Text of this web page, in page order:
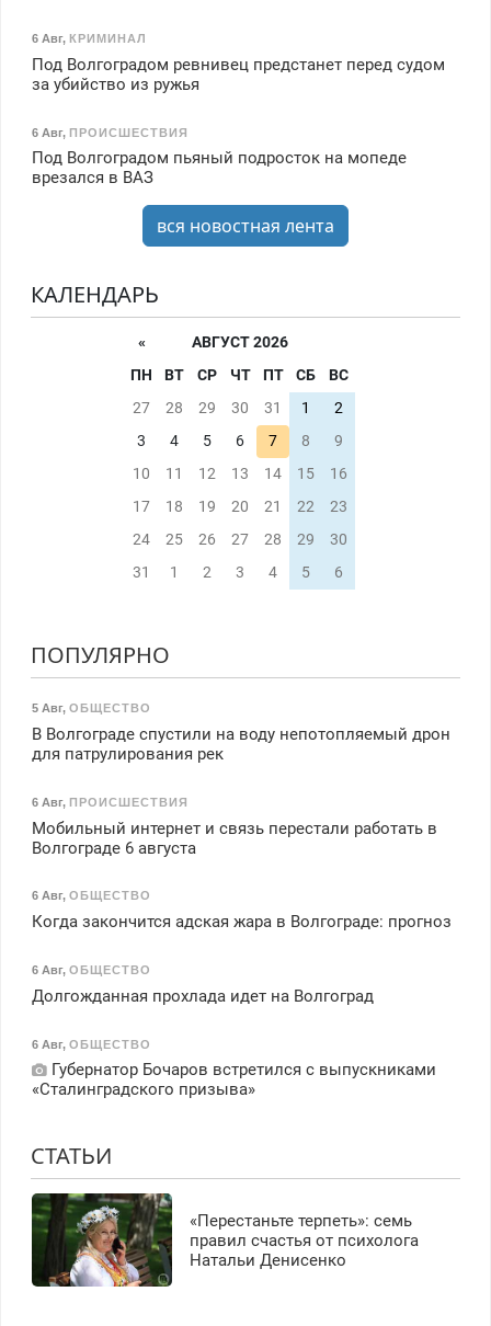
6 Авг, КРИМИНАЛ
Под Волгоградом ревнивец предстанет перед судом
за убийство из ружья
6 Авг, ПРОИСШЕСТВИЯ
Под Волгоградом пьяный подросток на мопеде
врезался в ВАЗ
вся новостная лента
КАЛЕНДАРЬ
«
АВГУСТ 2026
ПН
ВТ СР ЧТ ПТ СБ
ВС
27
28 29 30 31 1
2
3
4 5 6 7 8
9
10
11 12 13 14 15
16
17
18 19 20 21 22
23
24
25 26 27 28 29
30
31
1 2 3 4 5 6
ПОПУЛЯРНО
5 Авг, ОБЩЕСТВО
В Волгограде спустили на воду непотопляемый дрон
для патрулирования рек
6 Авг, ПРОИСШЕСТВИЯ
Мобильный интернет и связь перестали работать в
Волгограде 6 августа
6 Авг, ОБЩЕСТВО
Когда закончится адская жара в Волгограде: прогноз
6 Авг, ОБЩЕСТВО
Долгожданная прохлада идет на Волгоград
6 Авг, ОБЩЕСТВО
Губернатор Бочаров встретился с выпускниками
«Сталинградского призыва»
СТАТЬИ
«Перестаньте терпеть»: семь
правил счастья от психолога
Натальи Денисенко